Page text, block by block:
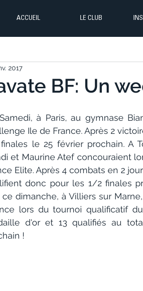
ACCUEIL LE CLUB
BF: Un
2017
à Paris, au gymnase
Ile de France. Après 2
le 25 février prochain. A
et Maurine Atef concouraient
Elite. Après 4 combats en 2
donc pour les 1/2 finales
ce dimanche, à Villiers sur
lors du tournoi qualificatif
d'or et 13 qualifiés au
!